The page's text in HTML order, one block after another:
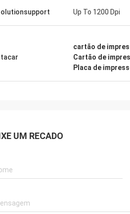
Up To 1200 Dpi
cartão de
Cartão de
Placa de
UM RECADO